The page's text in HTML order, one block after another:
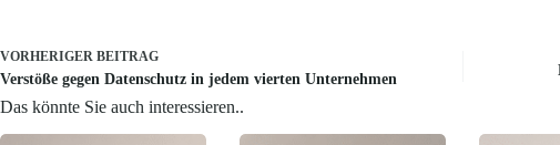
VORHERIGER BEITRAG
Verstöße gegen Datenschutz in jedem vierten Unternehmen
Das könnte Sie auch interessieren..